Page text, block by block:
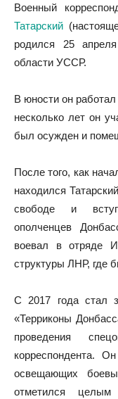
Военный
Татарский
родился 25
области УССР.
В юности он
несколько лет он
был осужден и
После того, как
находился
свободе и
ополченцев
воевал в отряде
структуры ЛНР, где
С 2017 года стал
«Терриконы
проведения
корреспондента.
освещающих
отметился